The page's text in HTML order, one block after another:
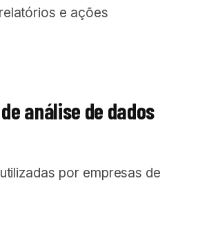
e ações
análise de dados
por empresas de